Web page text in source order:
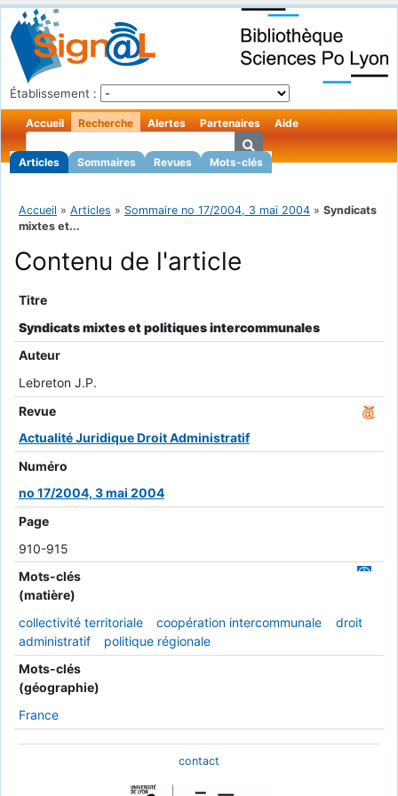
Établissement :
Accueil Recherche
Articles Sommaires Revues Mots-clés
Alertes Partenaires Aide
Accueil » Articles » Sommaire no 17/2004, 3 mai 2004 » Syndicats
mixtes et...
Contenu de l'article
Titre
Syndicats mixtes et politiques intercommunales
Auteur
Lebreton J.P.
Revue
Actualité Juridique Droit Administratif
Numéro
no 17/2004, 3 mai 2004
Page
910-915
Mots-clés
(matière)
collectivité territoriale
coopération intercommunale
droit
administratif
politique régionale
Mots-clés
(géographie)
France
contact